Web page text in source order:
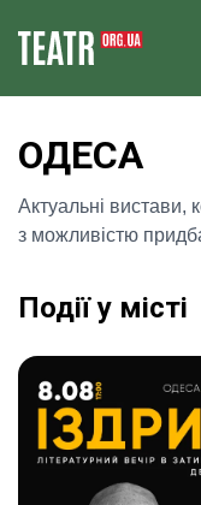
ОДЕСА
Актуальні вистави,
з можливістю
Події у місті